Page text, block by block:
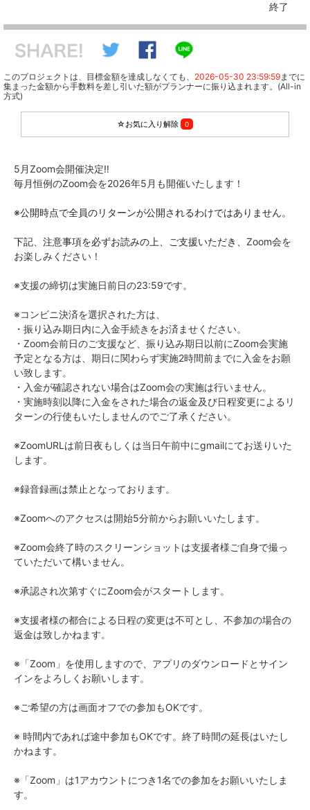
終了
このプロジェクトは、目標金額を達成しなくても、 2026-05-30 23:59:59までに
集まった金額から手数料を差し引いた額がプランナーに振り込まれます。(All-in
方式)
☆お気に入り解除 0
5月Zoom会開催決定‼️
毎月恒例のZoom会を2026年5月も開催いたします！
※公開時点で全員のリターンが公開されるわけではありません。
下記、注意事項を必ずお読みの上、ご支援いただき、 Zoom会を
お楽しみください！
※支援の締切は実施日前日の23:59です。
※コンビニ決済を選択された方は、
・振り込み期日内に入金手続きをお済ませください。
・Zoom会前日のご支援など、振り込み期日以前にZoom会実施
予定となる方は、期日に関わらず実施2時間前までに入金をお願
い致します。
・入金が確認されない場合はZoom会の実施は行いません。
・実施時刻以降に入金をされた場合の返金及び日程変更によるリ
ターンの行使もいたしませんのでご了承ください。
※ZoomURLは前日夜もしくは当日午前中にgmailにてお送りいた
します。
※録音録画は禁止となっております。
※Zoomへのアクセスは開始5分前からお願いいたします。
※Zoom会終了時のスクリーンショットは支援者様ご自身で撮っ
ていただいて構いません。
※承認され次第すぐにZoom会がスタートします。
※支援者様の都合による日程の変更は不可とし、不参加の場合の
返金は致しかねます。
※「Zoom」を使用しますので、アプリのダウンロードとサイン
インをよろしくお願いします。
※ご希望の方は画面オフでの参加もOKです。
※ 時間内であれば途中参加もOKです。終了時間の延長はいたし
かねます。
※「Zoom」は1アカウントにつき1名での参加をお願いいたしま
す。